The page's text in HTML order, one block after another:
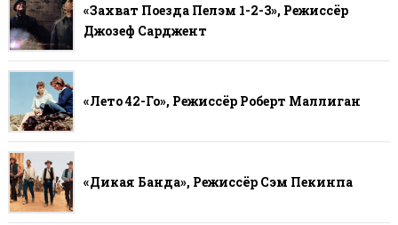
«Захват Поезда Пелэм 1-2-3», Режиссёр
Джозеф Сарджент
«Лето 42-Го», Режиссёр Роберт Маллиган
«Дикая Банда», Режиссёр Сэм Пекинпа